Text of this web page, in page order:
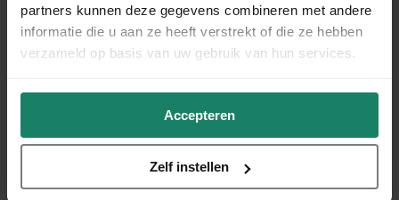
partners kunnen deze gegevens combineren met andere
informatie die u aan ze heeft verstrekt of die ze hebben
verzameld op basis van uw gebruik van hun services.
Accepteren
Zelf instellen